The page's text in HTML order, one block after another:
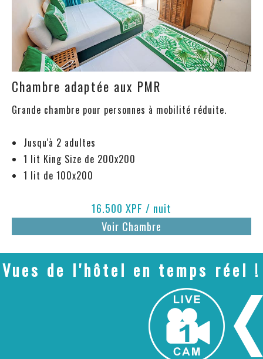
Chambre adaptée aux PMR
Grande chambre pour personnes à mobilité réduite.
Jusqu'à 2 adultes
1 lit King Size de 200x200
1 lit de 100x200
16.500 XPF / nuit
Voir Chambre
Vues de l'hôtel en temps réel !